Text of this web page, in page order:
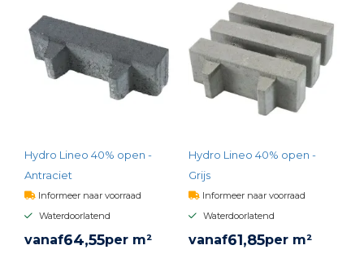
Hydro Lineo 40% open -
Antraciet
Informeer naar voorraad
Waterdoorlatend
vanaf64,55per m²
Hydro Lineo 40% open -
Grijs
Informeer naar voorraad
Waterdoorlatend
vanaf61,85per m²